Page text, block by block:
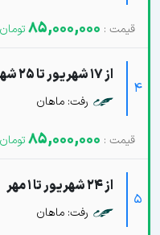
85,000,000
4
از 17 شهریور تا 25 شهریور
رفت: ماهان
85,000,000
5
از 24 شهریور تا 1 مهر
رفت: ماهان